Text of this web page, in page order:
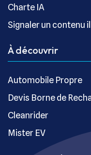
Charte IA
Signaler un contenu
À découvrir
Automobile Propre
Devis Borne de
Cleanrider
Mister EV